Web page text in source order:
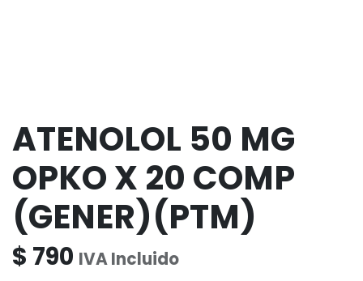
ATENOLOL 50 MG
OPKO X 20 COMP
(GENER)(PTM)
$ 790 IVA Incluido